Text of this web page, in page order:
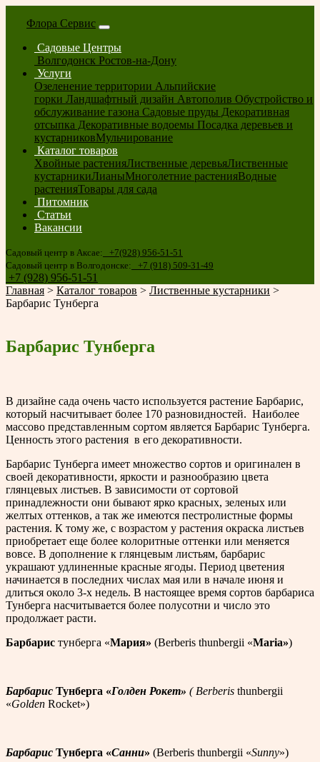
Флора Сервис
Садовые Центры
Волгодонск Ростов-на-Дону
Услуги
Озеленение территории Альпийские
горки Ландшафтный дизайн Автополив Обустройство и
обслуживание газона Садовые пруды Декоративная
отсыпка Декоративные водоемы Посадка деревьев и
кустарниковМульчирование
Каталог товаров
Хвойные растенияЛиственные деревьяЛиственные
кустарникиЛианыМноголетние растенияВодные
растенияТовары для сада
Питомник
Статьи
Вакансии
Садовый центр в Аксае:
+7(928) 956-51-51
Садовый центр в Волгодонске:
+7 (918) 509-31-49
+7 (928) 956-51-51
Главная > Каталог товаров > Лиственные кустарники >
Барбарис Тунберга
Барбарис Тунберга
В дизайне сада очень часто используется растение Барбарис,
который насчитывает более 170 разновидностей. Наиболее
массово представленным сортом является Барбарис Тунберга.
Ценность этого растения в его декоративности.
Барбарис Тунберга имеет множество сортов и оригинален в
своей декоративности, яркости и разнообразию цвета
глянцевых листьев. В зависимости от сортовой
принадлежности они бывают ярко красных, зеленых или
желтых оттенков, а так же имеются пестролистные формы
растения. К тому же, с возрастом у растения окраска листьев
приобретает еще более колоритные оттенки или меняется
вовсе. В дополнение к глянцевым листьям, барбарис
украшают удлиненные красные ягоды. Период цветения
начинается в последних числах мая или в начале июня и
длиться около 3-х недель. В настоящее время сортов барбариса
Тунберга насчитывается более полусотни и число это
продолжает расти.
Барбарис тунберга «Мария» (Berberis thunbergii «Maria»)
Барбарис Тунберга «Голден Рокет» ( Berberis thunbergii
«Golden Rocket»)
Барбарис Тунберга «Санни» (Berberis thunbergii «Sunny»)